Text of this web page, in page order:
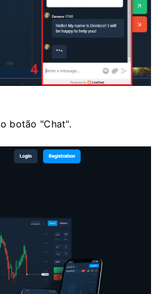
botão "Chat".